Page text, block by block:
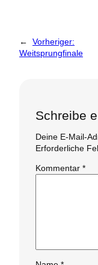
←
Vorheriger:
Weitsprungfinale
Schreibe
Deine E-Mail-
Erforderliche
Kommentar *